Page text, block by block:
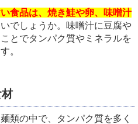
食品は、焼き鮭や卵、味噌汁
でしょうか。味噌汁に豆腐や
とでタンパク質やミネラルを
。
類の中で、タンパク質を多く